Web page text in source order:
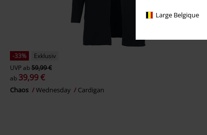
Large Belgique
-33%
Exklusiv
UVPab59,99 €
ab 39,99 €
Chaos Wednesday Cardigan